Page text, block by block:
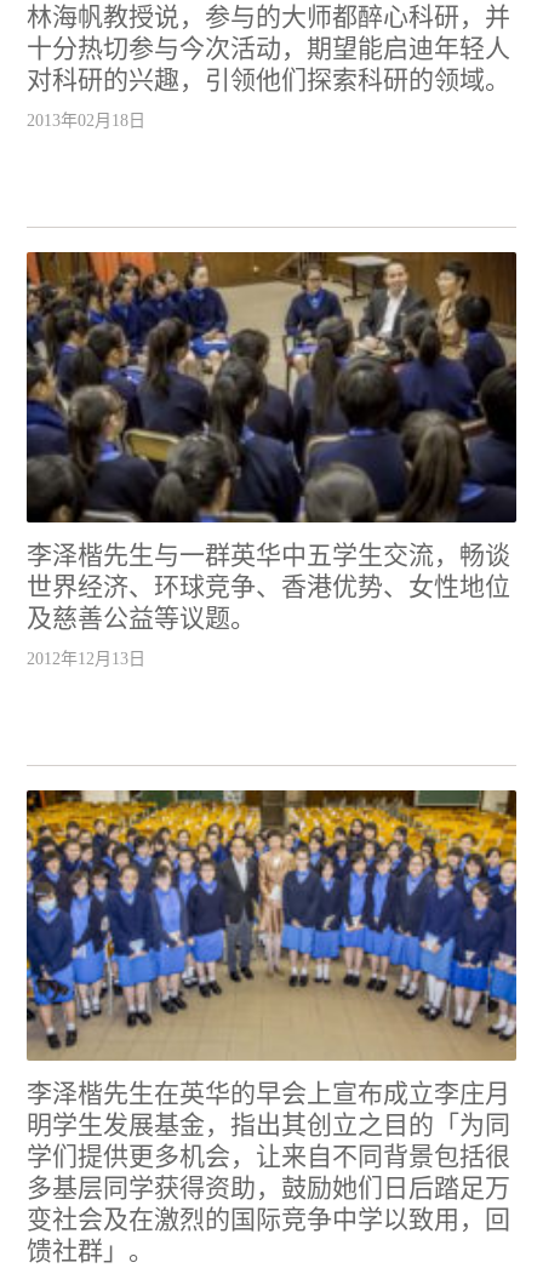
林海帆教授说，参与的大师都醉心科研，并
十分热切参与今次活动，期望能启迪年轻人
对科研的兴趣，引领他们探索科研的领域。
2013年02月18日
李泽楷先生与一群英华中五学生交流，畅谈
世界经济、环球竞争、香港优势、女性地位
及慈善公益等议题。
2012年12月13日
李泽楷先生在英华的早会上宣布成立李庄月
明学生发展基金，指出其创立之目的「为同
学们提供更多机会，让来自不同背景包括很
多基层同学获得资助，鼓励她们日后踏足万
变社会及在激烈的国际竞争中学以致用，回
馈社群」。